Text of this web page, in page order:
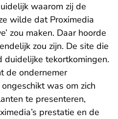
waarom zij de
wilde dat Proximedia
zou maken. Daar hoorde
zou zijn. De site die
duidelijke tekortkomingen.
de ondernemer
was om zich
te presenteren,
prestatie en de